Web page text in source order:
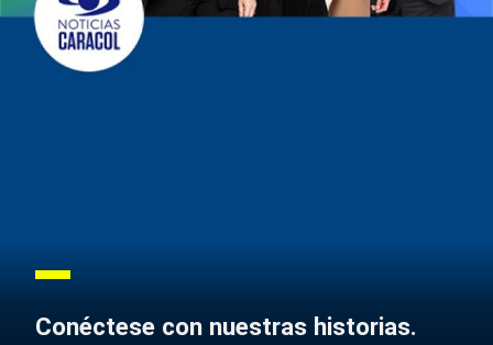
Conéctese con nuestras historias.